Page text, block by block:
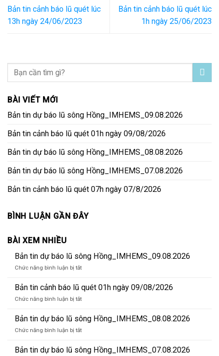
Bản tin cảnh báo lũ quét lúc
13h ngày 24/06/2023
Bản tin cảnh báo lũ quét lúc
1h ngày 25/06/2023
BÀI VIẾT MỚI
Bản tin dự báo lũ sông Hồng_IMHEMS_09.08.2026
Bản tin cảnh báo lũ quét 01h ngày 09/08/2026
Bản tin dự báo lũ sông Hồng_IMHEMS_08.08.2026
Bản tin dự báo lũ sông Hồng_IMHEMS_07.08.2026
Bản tin cảnh báo lũ quét 07h ngày 07/8/2026
BÌNH LUẬN GẦN ĐÂY
BÀI XEM NHIỀU
Bản tin dự báo lũ sông Hồng_IMHEMS_09.08.2026
Chức năng bình luận bị tắtở
tin
dự
báo
sông
Hồng_IMHEMS_09.08.2026
Bản tin cảnh báo lũ quét 01h ngày 09/08/2026
Chức năng bình luận bị tắtở
tin
cảnh
báo
quét
Bản tin dự báo lũ sông Hồng_IMHEMS_08.08.2026
Chức năng bình luận bị tắtở
tin
Bản tin dự báo lũ sông Hồng_IMHEMS_07.08.2026